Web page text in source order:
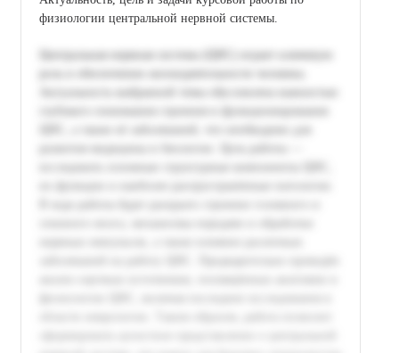
физиологии центральной нервной системы.